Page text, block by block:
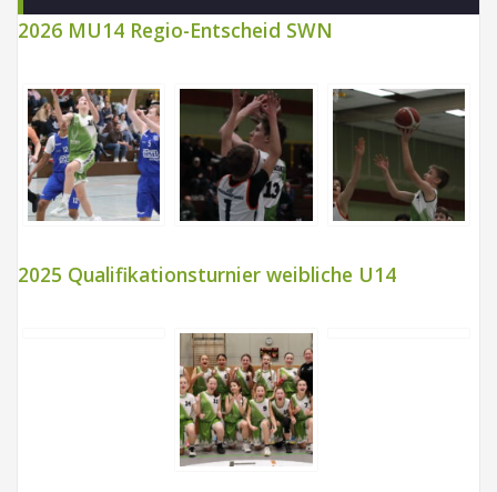
2026 MU14 Regio-Entscheid SWN
2025 Qualifikationsturnier weibliche U14